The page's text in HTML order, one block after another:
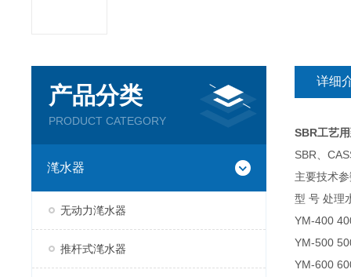
产品分类
PRODUCT CATEGORY
滗水器
无动力滗水器
推杆式滗水器
详细
SBR工艺
SBR、
主要技术
型 号 处理
YM-400
YM-500
YM-600